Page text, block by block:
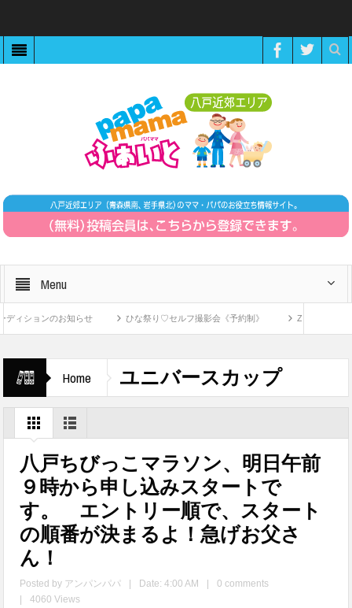
Menu
ションのお知らせ ひな祭り♡セルフ撮影会《予約制》 ZOOMで繋がる
Home ユニバースカップ
八戸ちびっこマラソン、明日午前
９時から申し込みスタートで
す。 エントリー順で、スタート
の順番が決まるよ！急げお父さ
ん！
Posted by アンパンパパ Date: 4:00 AM
0 comments
4060 Views